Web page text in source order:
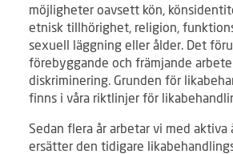
möjligheter oavsett kön,
etnisk tillhörighet, religion,
sexuell läggning eller ålder. Det
förebyggande och främjande
diskriminering. Grunden för
finns i våra riktlinjer för
Sedan flera år arbetar vi med aktiva
ersätter den tidigare